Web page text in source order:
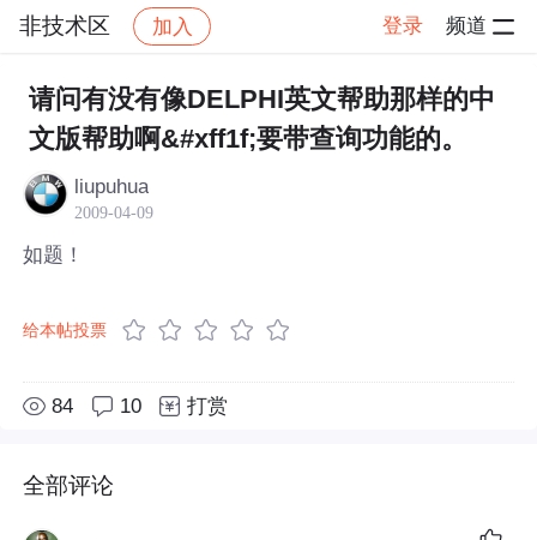
非技术区 加入 登录 频道
社区 非技术区 帖子详情
请问有没有像DELPHI英文帮助那样的中
文版帮助啊&#xff1f;要带查询功能的。
liupuhua
2009-04-09
如题！
给本帖投票
84 10 打赏
全部评论